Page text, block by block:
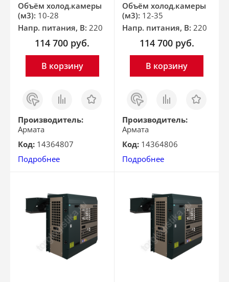
Объём холод.камеры
(м3): 10-28
Напр. питания, В: 220
114 700 руб.
В корзину
Заказ
в 1
клик
Сравнить Отложить
Производитель:
Армата
Код: 14364807
Подробнее
Объём холод.камеры
(м3): 12-35
Напр. питания, В: 220
114 700 руб.
В корзину
Заказ
в 1
клик
Сравнить Отложить
Производитель:
Армата
Код: 14364806
Подробнее